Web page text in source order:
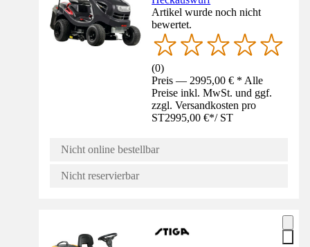
Artikel wurde noch nicht
bewertet.
(0)
Preis — 2995,00 € * Alle
Preise inkl. MwSt. und ggf.
zzgl. Versandkosten pro
ST2995,00 €*/ ST
Nicht online bestellbar
Nicht reservierbar